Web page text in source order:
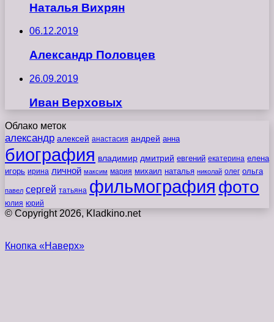
Наталья Вихрян
06.12.2019
Александр Половцев
26.09.2019
Иван Верховых
Облако меток
александр алексей анастасия андрей анна
биография владимир дмитрий евгений екатерина елена
игорь ирина личной максим мария михаил наталья николай олег ольга
павел сергей татьяна фильмография фото
юлия юрий
© Copyright 2026, Kladkino.net
Кнопка «Наверх»